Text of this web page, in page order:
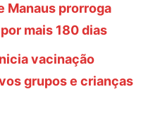
Manaus prorroga
mais 180 dias
vacinação
grupos e crianças